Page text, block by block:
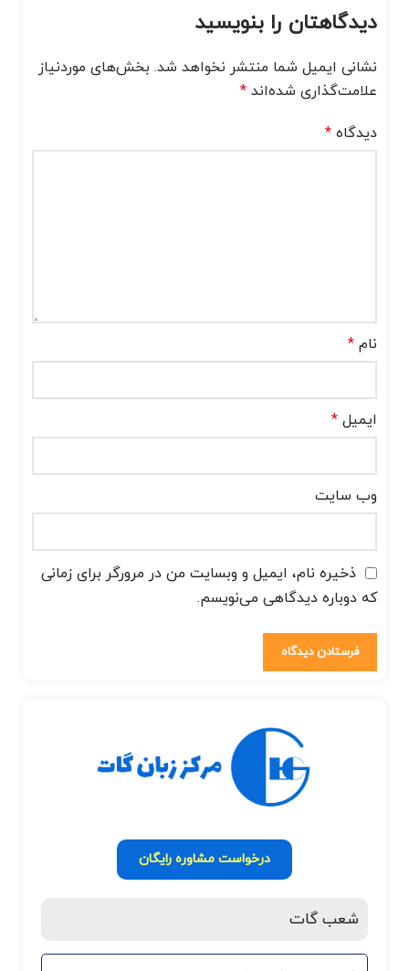
دیدگاهتان را بنویسید
نشانی ایمیل شما منتشر نخواهد شد. بخش‌های موردنیاز
علامت‌گذاری شده‌اند *
دیدگاه *
نام *
ایمیل *
وب‌ سایت
ذخیره نام، ایمیل و وبسایت من در مرورگر برای زمانی
که دوباره دیدگاهی می‌نویسم.
درخواست مشاوره رایگان
شعب گات